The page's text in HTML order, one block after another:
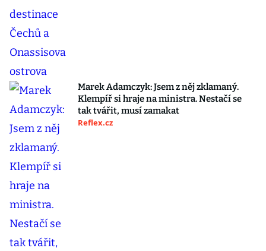
Marek Adamczyk: Jsem z něj zklamaný.
Klempíř si hraje na ministra. Nestačí se
tak tvářit, musí zamakat
Reflex.cz